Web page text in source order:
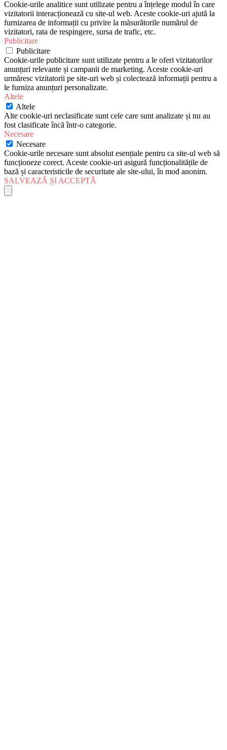
Cookie-urile analitice sunt utilizate pentru a înțelege modul în care
vizitatorii interacționează cu site-ul web. Aceste cookie-uri ajută la
furnizarea de informații cu privire la măsurătorile numărul de
vizitatori, rata de respingere, sursa de trafic, etc.
Publicitare
Publicitare
Cookie-urile publicitare sunt utilizate pentru a le oferi vizitatorilor
anunțuri relevante și campanii de marketing. Aceste cookie-uri
urmăresc vizitatorii pe site-uri web și colectează informații pentru a
le furniza anunțuri personalizate.
Altele
Altele
Alte cookie-uri neclasificate sunt cele care sunt analizate și nu au
fost clasificate încă într-o categorie.
Necesare
Necesare
Cookie-urile necesare sunt absolut esențiale pentru ca site-ul web să
funcționeze corect. Aceste cookie-uri asigură funcționalitățile de
bază și caracteristicile de securitate ale site-ului, în mod anonim.
SALVEAZĂ ȘI ACCEPTĂ